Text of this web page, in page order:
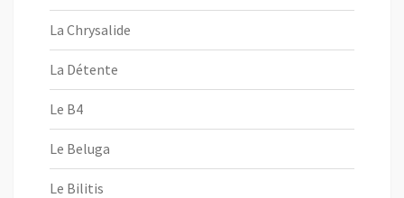
La Chrysalide
La Détente
Le B4
Le Beluga
Le Bilitis